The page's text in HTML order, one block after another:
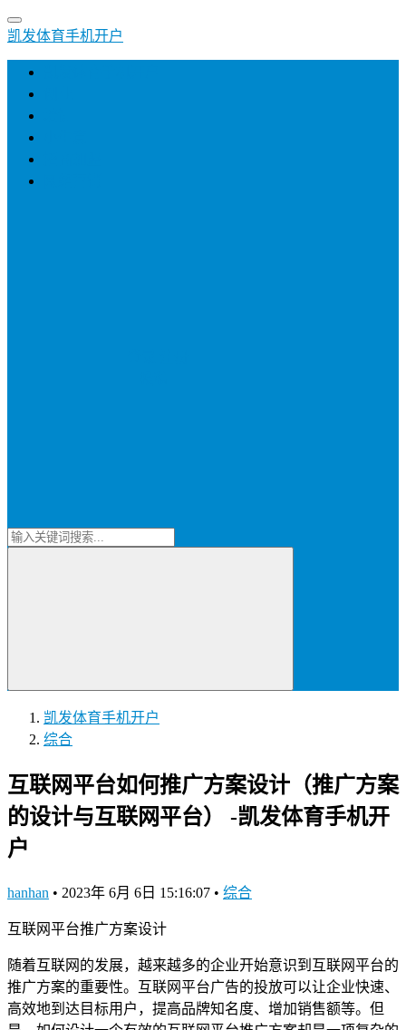
凯发体育手机开户
凯发体育手机开户
综合
互联网平台如何推广方案设计（推广方案
的设计与互联网平台） -凯发体育手机开
户
hanhan • 2023年 6月 6日 15:16:07 • 综合
互联网平台推广方案设计
随着互联网的发展，越来越多的企业开始意识到互联网平台的
推广方案的重要性。互联网平台广告的投放可以让企业快速、
高效地到达目标用户，提高品牌知名度、增加销售额等。但